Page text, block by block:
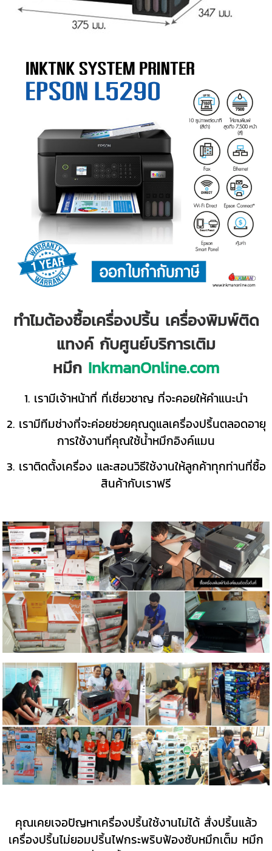
ทำไมต้องซื้อเครื่องปริ้น เครื่องพิมพ์ติด
แทงค์ กับศูนย์บริการเติม
หมึก InkmanOnline.com
1. เรามีเจ้าหน้าที่ ที่เชี่ยวชาญ ที่จะคอยให้คำแนะนำ
2. เรามีทีมช่างที่จะค่อยช่วยคุณดูแลเครื่องปริ้นตลอดอายุ
การใช้งานที่คุณใช้น้ำหมึกอิงค์แมน
3. เราติดตั้งเครื่อง และสอนวิธีใช้งานให้ลูกค้าทุกท่านที่ซื้อ
สินค้ากับเราฟรี
คุณเคยเจอปัญหาเครื่องปริ้นใช้งานไม่ได้ สั่งปริ้นแล้ว
เครื่องปริ้นไม่ยอมปริ้นไฟกระพริบฟ้องซับหมึกเต็ม หมึก